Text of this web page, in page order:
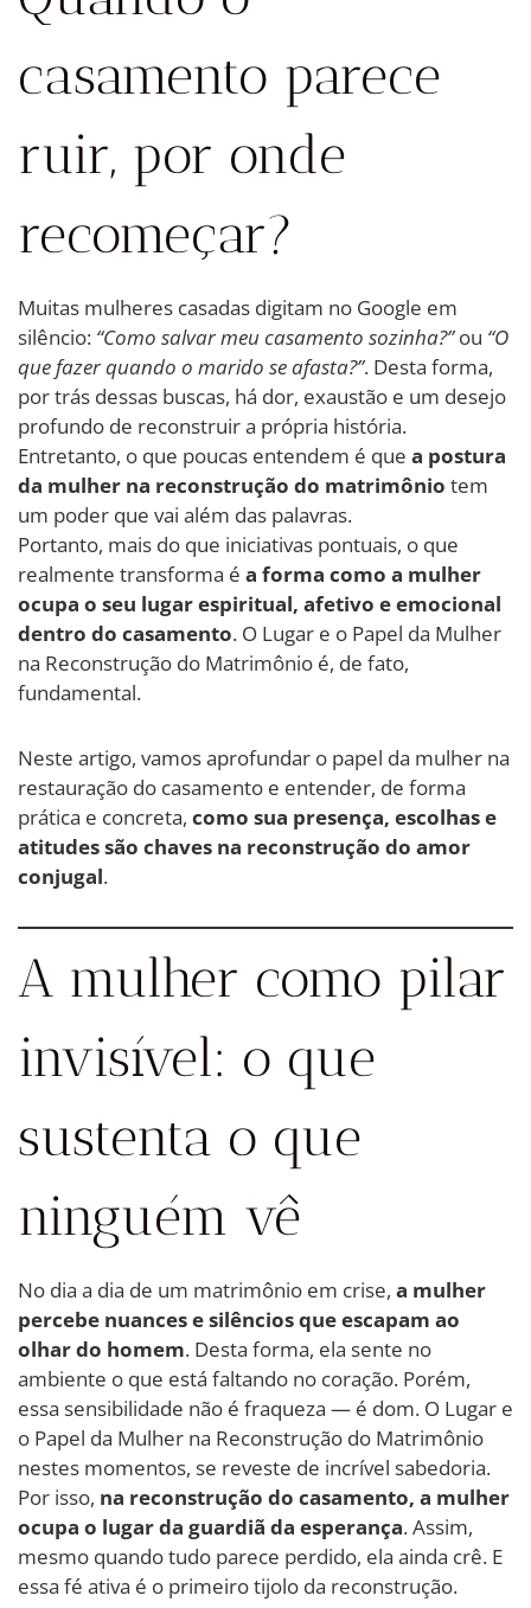
casamento parece
ruir, por onde
recomeçar?
Muitas mulheres casadas digitam no Google em
silêncio: “Como salvar meu casamento sozinha?”ou “O
que fazer quando o marido se afasta?”. Desta forma,
por trás dessas buscas, há dor, exaustão e um desejo
profundo de reconstruir a própria história.
Entretanto, o que poucas entendem é que a postura
da mulher na reconstrução do matrimônio tem
um poder que vai além das palavras.
Portanto, mais do que iniciativas pontuais, o que
realmente transforma é a forma como a mulher
ocupa o seu lugar espiritual, afetivo e emocional
dentro do casamento. O Lugar e o Papel da Mulher
na Reconstrução do Matrimônio é, de fato,
fundamental.
Neste artigo, vamos aprofundar o papel da mulher na
restauração do casamento e entender, de forma
prática e concreta, como sua presença, escolhas e
atitudes são chaves na reconstrução do amor
conjugal.
A mulher como pilar
invisível: o que
sustenta o que
ninguém vê
No dia a dia de um matrimônio em crise, a mulher
percebe nuances e silêncios que escapam ao
olhar do homem. Desta forma, ela sente no
ambiente o que está faltando no coração. Porém,
essa sensibilidade não é fraqueza — é dom. O Lugar e
o Papel da Mulher na Reconstrução do Matrimônio
nestes momentos, se reveste de incrível sabedoria.
Por isso, na reconstrução do casamento, a mulher
ocupa o lugar da guardiã da esperança. Assim,
mesmo quando tudo parece perdido, ela ainda crê. E
essa fé ativa é o primeiro tijolo da reconstrução.